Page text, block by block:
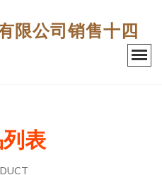
限公司销售十四
表